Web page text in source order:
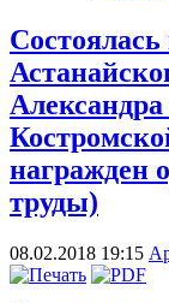
Александра
награжден
труды)
08.02.2018 19:15